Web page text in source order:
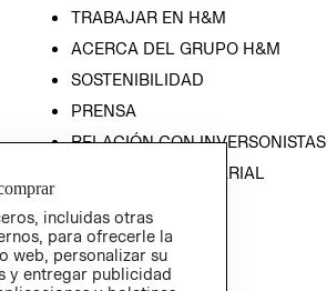
TRABAJAR EN H&M
ACERCA DEL GRUPO H&M
SOSTENIBILIDAD
PRENSA
RELACIÓN CON INVERSONISTAS
POLÍTICA EMPRESARIAL
incluidas otras
para ofrecerle la
web, personalizar su
y entregar publicidad